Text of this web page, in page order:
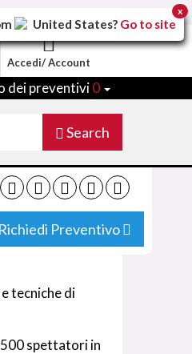
Accedi/ Account
dei preventivi0
Search
Richiedi Preventivo
tecniche di
spettatori in
United States? Go to site
x